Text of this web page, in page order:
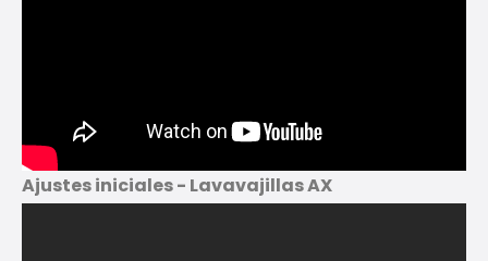
Ajustes iniciales - Lavavajillas AX